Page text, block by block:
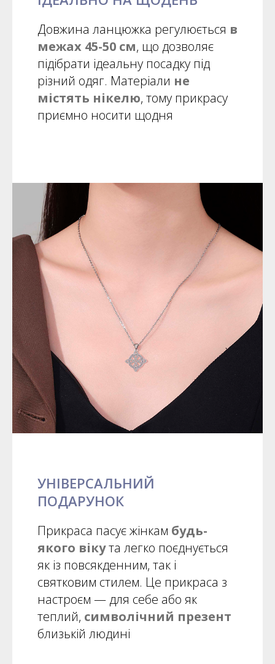
Довжина ланцюжка регулюється в
межах 45-50 см, що дозволяє
підібрати ідеальну посадку під
різний одяг. Матеріали не
містять нікелю, тому прикрасу
приємно носити щодня
УНІВЕРСАЛЬНИЙ
ПОДАРУНОК
Прикраса пасує жінкам будь-
якого вікута легко поєднується
як із повсякденним, так і
святковим стилем. Це прикраса з
настроєм — для себе або як
теплий, символічний презент
близькій людині